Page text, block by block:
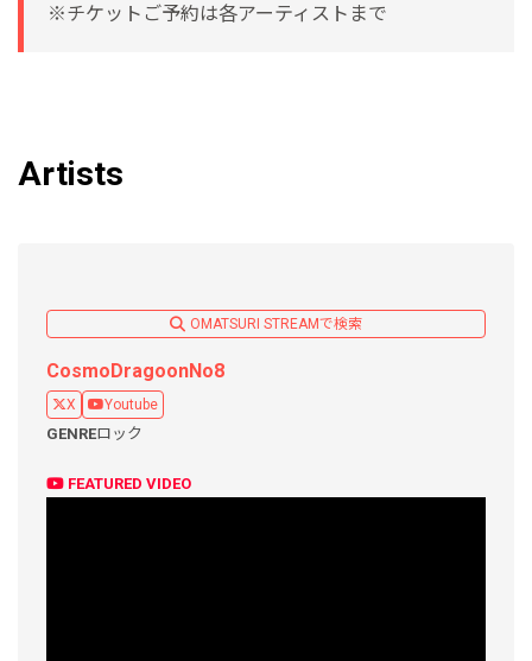
※チケットご予約は各アーティストまで
Artists
OMATSURI STREAMで検索
CosmoDragoonNo8
X Youtube
GENREロック
FEATURED VIDEO